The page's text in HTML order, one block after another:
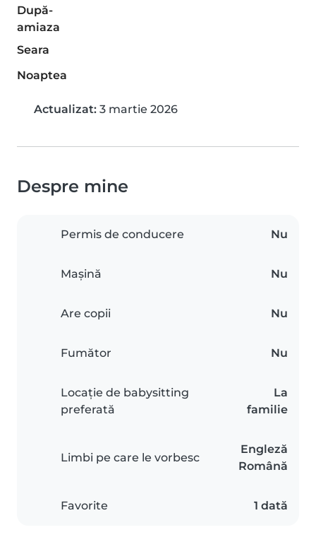
După-
amiaza
Seara
Noaptea
Actualizat: 3 martie 2026
Despre mine
Permis de conducere Nu
Mașină Nu
Are copii Nu
Fumător Nu
Locație de babysitting
preferată
La
familie
Limbi pe care le vorbesc
Engleză
Română
Favorite 1 dată